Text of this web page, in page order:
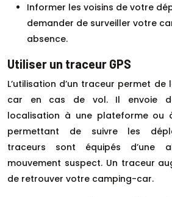
Informer les voisins de votre
demander de surveiller votre
absence.
Utiliser un traceur GPS
L’utilisation d’un traceur permet
car en cas de vol. Il envoie
localisation à une plateforme ou
permettant de suivre les
traceurs sont équipés d’une
mouvement suspect. Un traceur
de retrouver votre camping-car.